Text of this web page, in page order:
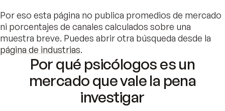
Por eso esta página no publica promedios de mercado
ni porcentajes de canales calculados sobre una
muestra breve. Puedes abrir otra búsqueda desde la
página de industrias.
Por qué psicólogos es un
mercado que vale la pena
investigar